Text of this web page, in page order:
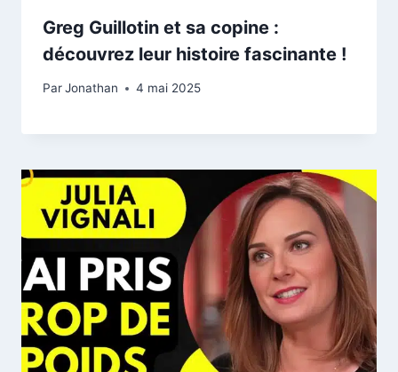
Greg Guillotin et sa copine :
découvrez leur histoire fascinante !
ParJonathan 4 mai 2025